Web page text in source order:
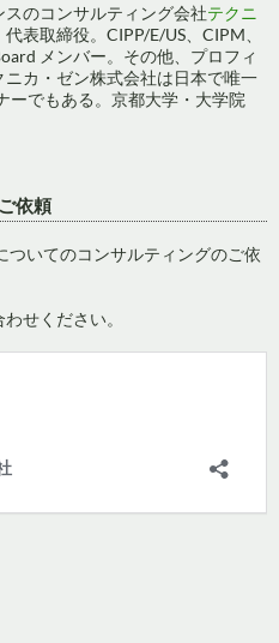
のコンサルティング会社テクニ
表取締役。CIPP/E/US、CIPM、
メンバー。その他、プロフィ
ニカ・ゼン株式会社は日本で唯一
ーでもある。京都大学・大学院
依頼
ついてのコンサルティングのご依
せください。